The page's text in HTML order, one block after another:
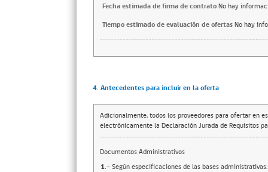
Fecha estimada de firma de contratoNo hay
Tiempo estimado de evaluación de ofertasNo hay
4. Antecedentes para incluir en la oferta
Adicionalmente, todos los proveedores para ofertar en
electrónicamente la Declaración Jurada de Requisitos
Documentos Administrativos
1.- Según especificaciones de las bases administrativas.